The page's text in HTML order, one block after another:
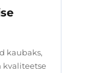
kaubaks,
kvaliteetse